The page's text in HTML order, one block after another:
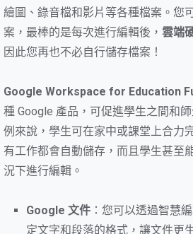
繪圖、錄音檔和影片等各種檔案。您
案，最棒的是每次進行編輯後， 雲端
因此您再也不必自行儲存檔案！
Google Workspace for Education
種 Google 產品，可促進學生之間和
例來說，學生可在家中或課堂上合力
有工作都會自動儲存，而且學生甚至
況下進行編輯。
Google 文件 ：您可以透過智慧
定文字和段落的格式，讓文件更